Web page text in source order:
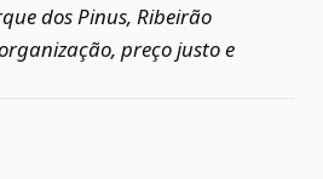
dos Pinus, Ribeirão
preço justo e